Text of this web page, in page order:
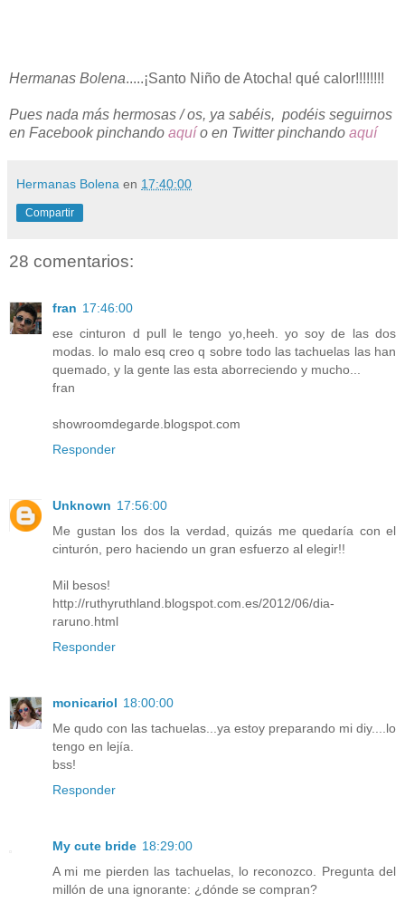
Hermanas Bolena.....¡Santo Niño de Atocha! qué calor!!!!!!!!
Pues nada más hermosas / os, ya sabéis, podéis seguirnos
en Facebook pinchando aquí o en Twitter pinchando aquí
Hermanas Bolena en 17:40:00
Compartir
28 comentarios:
fran 17:46:00
ese cinturon d pull le tengo yo,heeh. yo soy de las dos
modas. lo malo esq creo q sobre todo las tachuelas las han
quemado, y la gente las esta aborreciendo y mucho...
fran
showroomdegarde.blogspot.com
Responder
Unknown 17:56:00
Me gustan los dos la verdad, quizás me quedaría con el
cinturón, pero haciendo un gran esfuerzo al elegir!!
Mil besos!
http://ruthyruthland.blogspot.com.es/2012/06/dia-
raruno.html
Responder
monicariol 18:00:00
Me qudo con las tachuelas...ya estoy preparando mi diy....lo
tengo en lejía.
bss!
Responder
My cute bride 18:29:00
A mi me pierden las tachuelas, lo reconozco. Pregunta del
millón de una ignorante: ¿dónde se compran?